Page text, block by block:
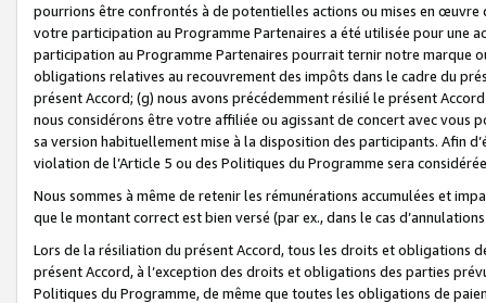
pourrions être confrontés à de potentielles actions ou mises en
votre participation au Programme Partenaires a été utilisée pour une
participation au Programme Partenaires pourrait ternir notre marque
obligations relatives au recouvrement des impôts dans le cadre du
présent Accord; (g) nous avons précédemment résilié le présent
nous considérons être votre affiliée ou agissant de concert avec vous
sa version habituellement mise à la disposition des participants. Afin
violation de l’Article 5 ou des Politiques du Programme sera
Nous sommes à même de retenir les rémunérations accumulées et
que le montant correct est bien versé (par ex., dans le cas
Lors de la résiliation du présent Accord, tous les droits et obligations
présent Accord, à l’exception des droits et obligations des parties
Politiques du Programme, de même que toutes les obligations de